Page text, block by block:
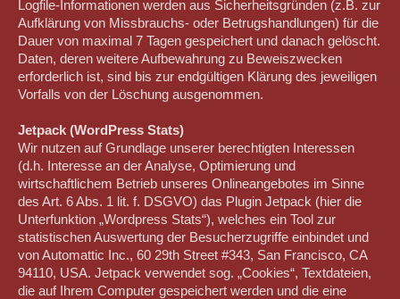
Logfile-Informationen werden aus Sicherheitsgründen (z.B. zur
Aufklärung von Missbrauchs- oder Betrugshandlungen) für die
Dauer von maximal 7 Tagen gespeichert und danach gelöscht.
Daten, deren weitere Aufbewahrung zu Beweiszwecken
erforderlich ist, sind bis zur endgültigen Klärung des jeweiligen
Vorfalls von der Löschung ausgenommen.
Jetpack (WordPress Stats)
Wir nutzen auf Grundlage unserer berechtigten Interessen
(d.h. Interesse an der Analyse, Optimierung und
wirtschaftlichem Betrieb unseres Onlineangebotes im Sinne
des Art. 6 Abs. 1 lit. f. DSGVO) das Plugin Jetpack (hier die
Unterfunktion „Wordpress Stats“), welches ein Tool zur
statistischen Auswertung der Besucherzugriffe einbindet und
von Automattic Inc., 60 29th Street #343, San Francisco, CA
94110, USA. Jetpack verwendet sog. „Cookies“, Textdateien,
die auf Ihrem Computer gespeichert werden und die eine